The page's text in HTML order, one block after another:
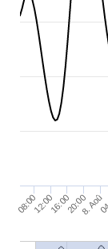
08:0012:0016:0020:008. Aoû